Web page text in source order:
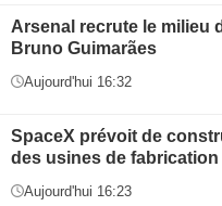
Arsenal recrute le milieu
Bruno Guimarães
Aujourd'hui 16:32
SpaceX prévoit de
des usines de
Aujourd'hui 16:23